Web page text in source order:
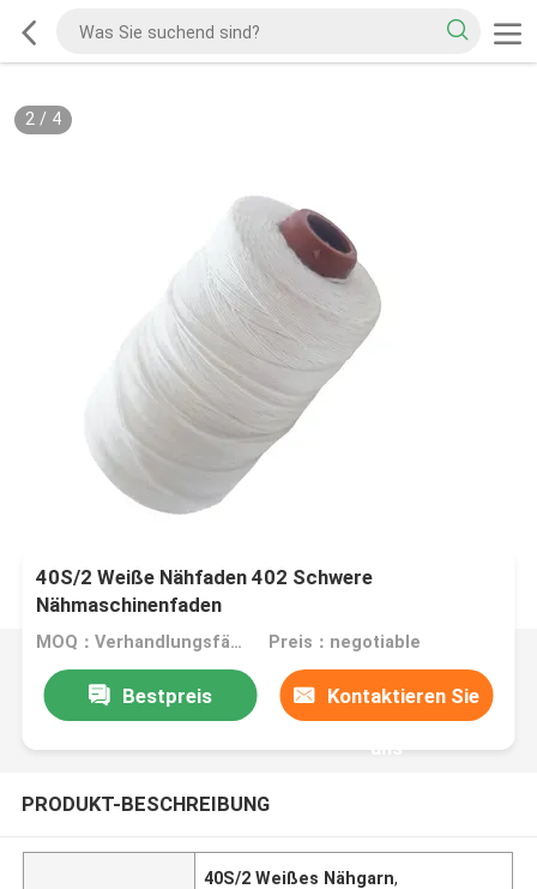
2/ 4
40S/2 Weiße Nähfaden 402 Schwere
Nähmaschinenfaden
MOQ：Verhandlungsfähig Preis：negotiable
Bestpreis Kontaktieren Sie
uns
PRODUKT-BESCHREIBUNG
40S/2 Weißes Nähgarn,